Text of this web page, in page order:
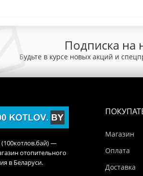
Подписка на
Будьте в курсе новых акций и
—
отопительного
в Беларуси.
Магазин
Оплата
Доставка